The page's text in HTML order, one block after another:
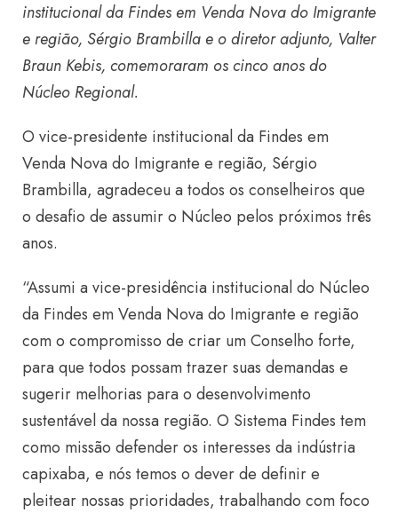
institucional da Findes em Venda Nova do Imigrante
e região, Sérgio Brambilla e o diretor adjunto, Valter
Braun Kebis, comemoraram os cinco anos do
Núcleo Regional.
O vice-presidente institucional da Findes em
Venda Nova do Imigrante e região, Sérgio
Brambilla, agradeceu a todos os conselheiros que
o desafio de assumir o Núcleo pelos próximos três
anos.
“Assumi a vice-presidência institucional do Núcleo
da Findes em Venda Nova do Imigrante e região
com o compromisso de criar um Conselho forte,
para que todos possam trazer suas demandas e
sugerir melhorias para o desenvolvimento
sustentável da nossa região. O Sistema Findes tem
como missão defender os interesses da indústria
capixaba, e nós temos o dever de definir e
pleitear nossas prioridades, trabalhando com foco